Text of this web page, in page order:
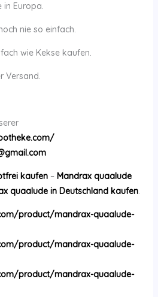
in Europa.
nie so einfach.
wie Kekse kaufen.
Versand.
kaufen– Mandrax quaalude
quaalude in Deutschland kaufen.
product/mandrax-quaalude-
product/mandrax-quaalude-
product/mandrax-quaalude-